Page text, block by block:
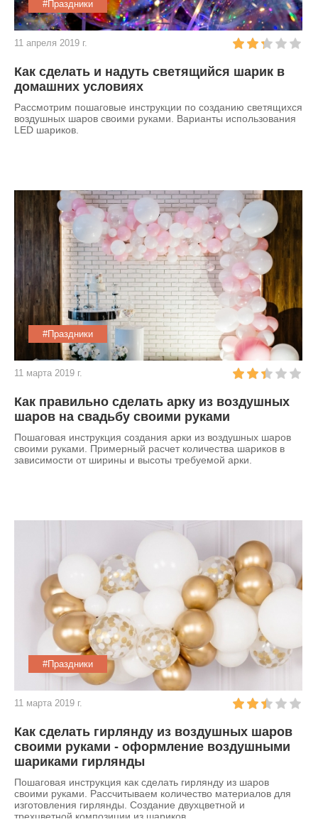
#Праздники
11 апреля 2019 г.
Как сделать и надуть светящийся шарик в
домашних условиях
Рассмотрим пошаговые инструкции по созданию светящихся
воздушных шаров своими руками. Варианты использования
LED шариков.
#Праздники
11 марта 2019 г.
Как правильно сделать арку из воздушных
шаров на свадьбу своими руками
Пошаговая инструкция создания арки из воздушных шаров
своими руками. Примерный расчет количества шариков в
зависимости от ширины и высоты требуемой арки.
#Праздники
11 марта 2019 г.
Как сделать гирлянду из воздушных шаров
своими руками - оформление воздушными
шариками гирлянды
Пошаговая инструкция как сделать гирлянду из шаров
своими руками. Рассчитываем количество материалов для
изготовления гирлянды. Создание двухцветной и
трехцветной композиции из шариков.